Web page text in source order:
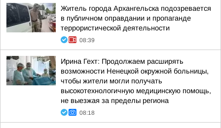
Житель города Архангельска подозревается
в публичном оправдании и пропаганде
террористической деятельности
08:39
Ирина Гехт: Продолжаем расширять
возможности Ненецкой окружной больницы,
чтобы жители могли получать
высокотехнологичную медицинскую помощь,
не выезжая за пределы региона
08:18